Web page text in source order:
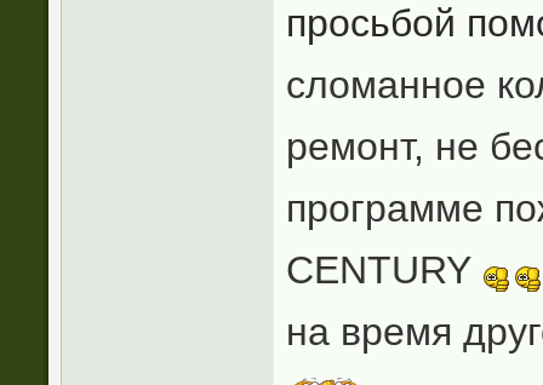
просьбой
сломанное
ремонт, не
программе
CENTURY
на время